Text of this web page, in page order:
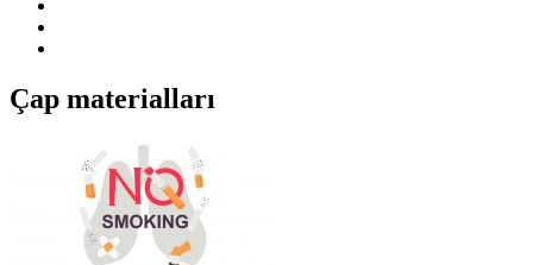
Çap materialları